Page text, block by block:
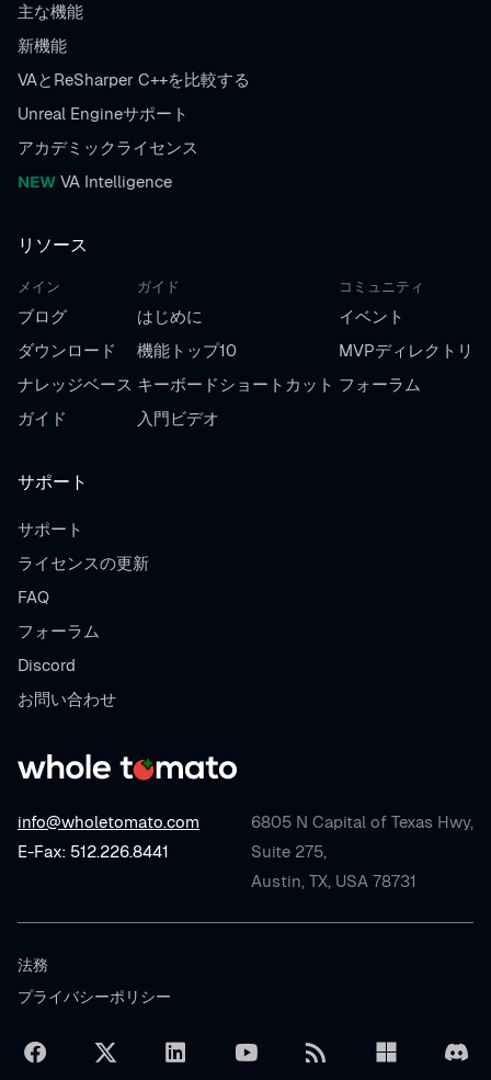
info@wholetomato.com
E-Fax: 512.226.8441
6805 N Capital of Texas Hwy,
Suite 275,
Austin, TX, USA 78731
主な機能
新機能
VAとReSharper C++を比較する
Unreal Engineサポート
アカデミックライセンス
NEW VA Intelligence
リソース
メイン
ブログ
ダウンロード
ナレッジベース
ガイド
ガイド
はじめに
機能トップ10
キーボードショートカット
入門ビデオ
コミュニティ
イベント
MVPディレクトリ
フォーラム
サポート
サポート
ライセンスの更新
FAQ
フォーラム
Discord
お問い合わせ
法務
プライバシーポリシー